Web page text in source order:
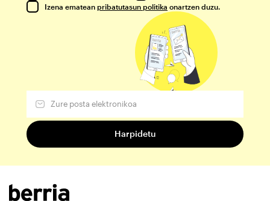
Izena ematean pribatutasun politika onartzen duzu.